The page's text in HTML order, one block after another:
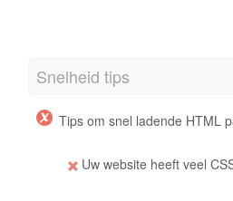
Snelheid tips
Tips om snel ladende HTML
Uw website heeft veel